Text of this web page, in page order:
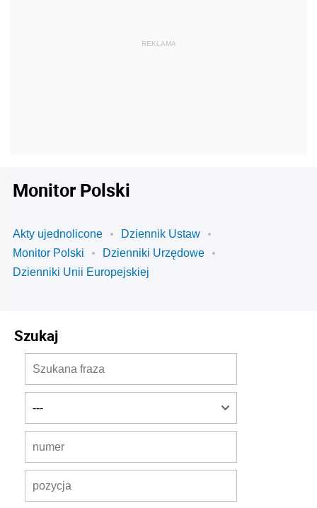
Monitor Polski
Akty ujednolicone
Dziennik Ustaw
Monitor Polski
Dzienniki Urzędowe
Dzienniki Unii Europejskiej
Szukaj